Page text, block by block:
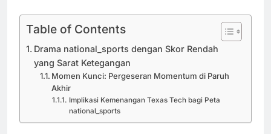
Table of Contents
Drama national_sports dengan Skor Rendah
yang Sarat Ketegangan
Momen Kunci: Pergeseran Momentum di Paruh
Akhir
Implikasi Kemenangan Texas Tech bagi Peta
national_sports